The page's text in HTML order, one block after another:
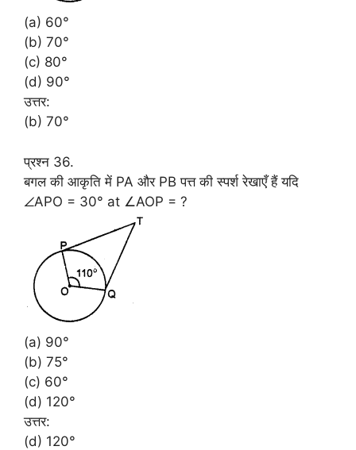
(a) 60°
(b) 70°
(c) 80°
(d) 90°
उत्तर:
(b) 70°
प्रश्न 36.
बगल की आकृति में PA और PB पत्त की स्पर्श रेखाएँ हैं यदि
∠APO = 30° at ∠AOP = ?
(a) 90°
(b) 75°
(c) 60°
(d) 120°
उत्तर:
(d) 120°